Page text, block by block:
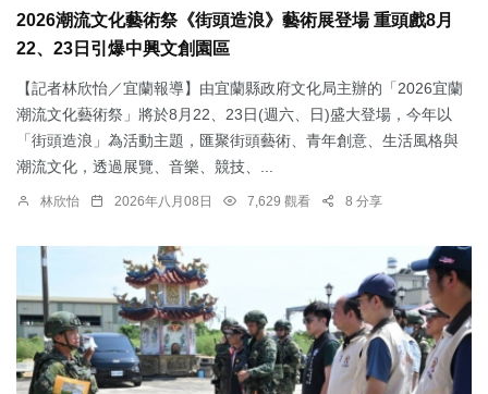
2026潮流文化藝術祭《街頭造浪》藝術展登場 重頭戲8月
22、23日引爆中興文創園區
【記者林欣怡／宜蘭報導】由宜蘭縣政府文化局主辦的「2026宜蘭
潮流文化藝術祭」將於8月22、23日(週六、日)盛大登場，今年以
「街頭造浪」為活動主題，匯聚街頭藝術、青年創意、生活風格與
潮流文化，透過展覽、音樂、競技、...
林欣怡 2026年八月08日 7,629 觀看 8 分享